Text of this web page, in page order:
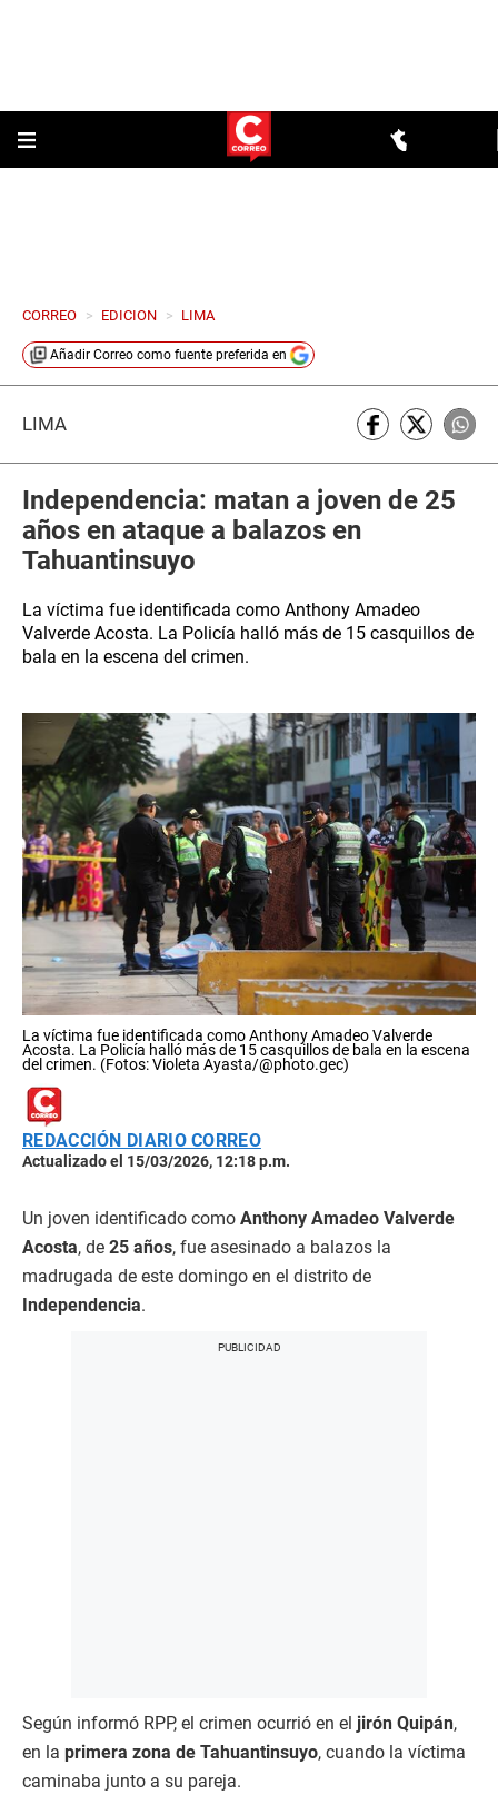
CORREO > EDICION > LIMA
Añadir Correo como fuente preferida en
LIMA
Independencia: matan a joven de 25
años en ataque a balazos en
Tahuantinsuyo
La víctima fue identificada como Anthony Amadeo
Valverde Acosta. La Policía halló más de 15 casquillos de
bala en la escena del crimen.
La víctima fue identificada como Anthony Amadeo Valverde
Acosta. La Policía halló más de 15 casquillos de bala en la escena
del crimen. (Fotos: Violeta Ayasta/@photo.gec)
REDACCIÓN DIARIO CORREO
Actualizado el 15/03/2026, 12:18 p.m.
Un joven identificado como Anthony Amadeo Valverde
Acosta, de 25 años, fue asesinado a balazos la
madrugada de este domingo en el distrito de
Independencia.
Según informó RPP, el crimen ocurrió en el jirón Quipán,
en la primera zona de Tahuantinsuyo, cuando la víctima
caminaba junto a su pareja.